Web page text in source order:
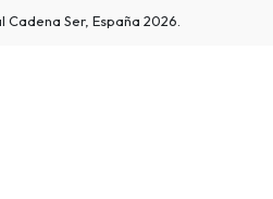
Cadena Ser, España 2026.